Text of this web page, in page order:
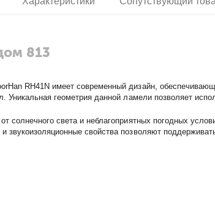
813
RH41N имеет современный дизайн,
Уникальная геометрия данной ламели позволяет
солнечного света и неблагоприятных погодных
звукоизоляционные свойства позволяют